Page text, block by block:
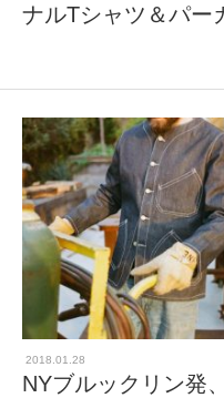
ナルTシャツ＆パー
2018.01.28
NYブルックリン発